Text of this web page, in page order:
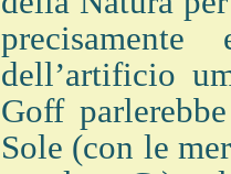
dell’artificio
Goff
Sole (con le